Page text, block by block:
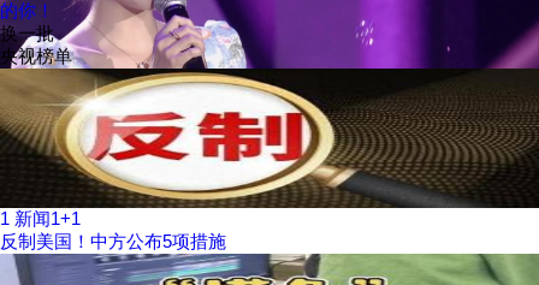
的你！
换一批
央视榜单
1 新闻1+1
反制美国！中方公布5项措施